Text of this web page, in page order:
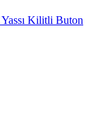
Kilitli Buton